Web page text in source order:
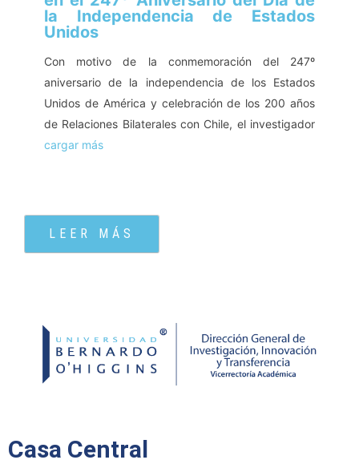
la Independencia de Estados
Unidos
Con motivo de la conmemoración del 247º
aniversario de la independencia de los Estados
Unidos de América y celebración de los 200 años
de Relaciones Bilaterales con Chile, el investigador
cargar más
LEER MÁS
Casa Central